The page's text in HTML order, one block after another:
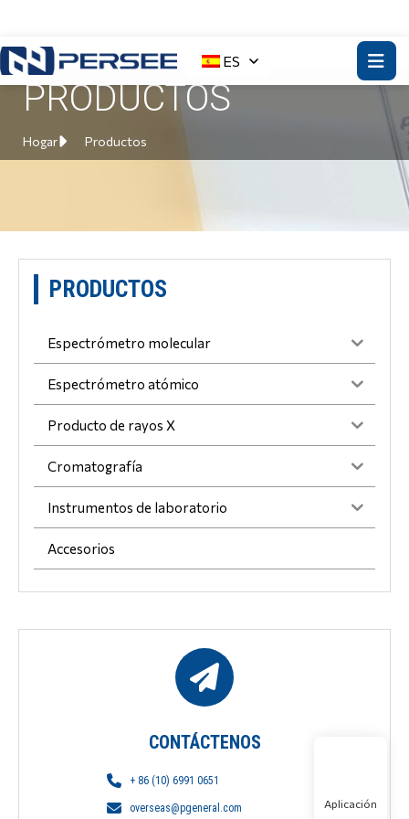
ES
PRODUCTOS
Hogar Productos
PRODUCTOS
Espectrómetro molecular
Espectrómetro atómico
Producto de rayos X
Cromatografía
Instrumentos de laboratorio
Accesorios
CONTÁCTENOS
+ 86 (10) 6991 0651
overseas@pgeneral.com Aplicación